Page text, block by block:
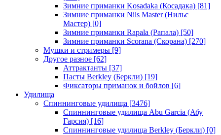
Зимние приманки Kosadaka (Косадака) [81]
Зимние приманки Nils Master (Нильс
Мастер) [0]
Зимние приманки Rapala (Рапала) [50]
Зимние приманки Scorana (Скорана) [270]
Мушки и стримеры [9]
Другое разное [62]
Аттрактанты [37]
Пасты Berkley (Беркли) [19]
Фиксаторы приманок и бойлов [6]
Удилища
Спиннинговые удилища [3476]
Спиннинговые удилища Abu Garcia (Абу
Гарсия) [16]
Спиннинговые удилища Berkley (Беркли) [0]